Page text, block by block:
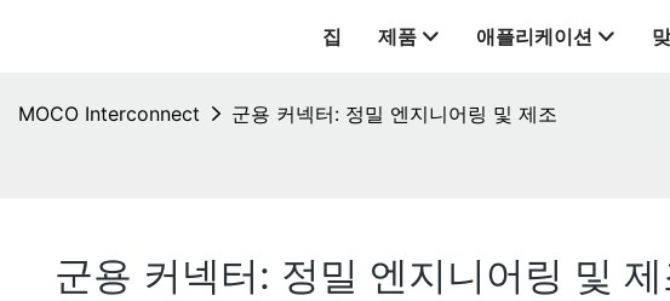
집 제품 애플리케이션
MOCO Interconnect 군용 커넥터: 정밀 엔지니어링 및 제조
군용 커넥터: 정밀 엔지니어링 및 제